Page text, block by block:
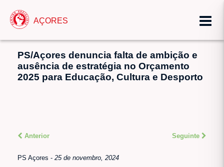
AÇORES
PS/Açores denuncia falta de ambição e
ausência de estratégia no Orçamento
2025 para Educação, Cultura e Desporto
Anterior Seguinte
PS Açores - 25 de novembro, 2024